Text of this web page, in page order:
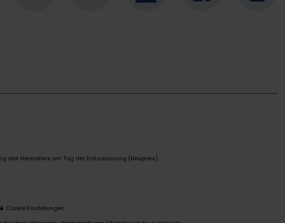
des Herstellers am Tag der Erstzulassung (Neupreis).
Cookie Einstellungen